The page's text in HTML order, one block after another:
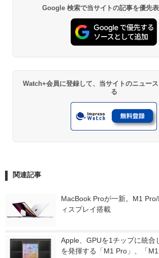
Google 検索で当サイトの記事を優先
Watch+会員に登録して、当サイトのニュー
る
関連記事
MacBook Proが一新。M1
ィスプレイ搭載
Apple、GPUを1チップに統合
を発揮する「M1 Pro」、「M1